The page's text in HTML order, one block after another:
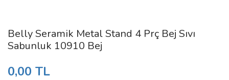
Belly Seramik Metal Stand 4 Prç Bej Sıvı
Sabunluk 10910 Bej
0,00 TL